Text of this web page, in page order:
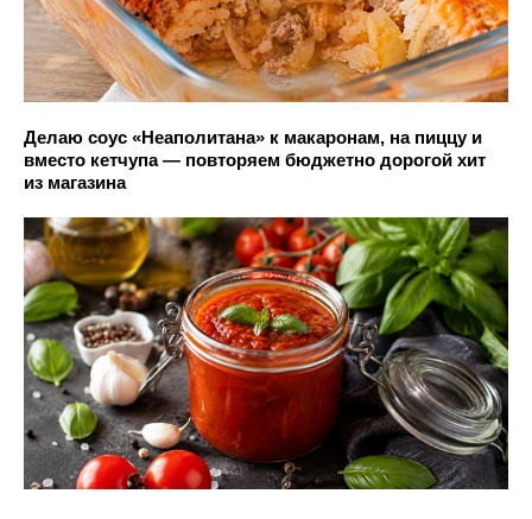
Делаю соус «Неаполитана» к макаронам, на пиццу и
вместо кетчупа — повторяем бюджетно дорогой хит
из магазина